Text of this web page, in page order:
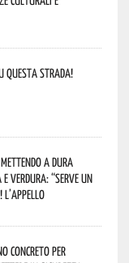
questa strada!
a dura
verdura: “Serve un
concreto per